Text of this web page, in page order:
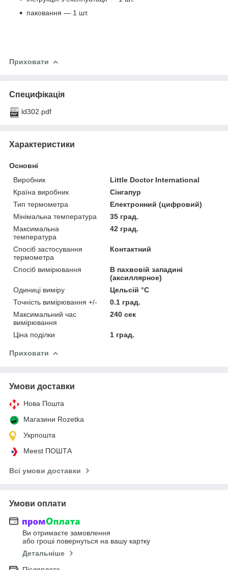
паковання — 1 шт.
Приховати
Специфікація
ld302.pdf
Характеристики
Основні
Виробник
Little Doctor International
Країна виробник
Сінгапур
Тип термометра
Електронний (цифровий)
Мінімальна температура
35 град.
Максимальна
температура
42 град.
Спосіб застосування
термометра
Контактний
Спосіб вимірювання
В пахвовій западині
(аксиллярное)
Одиниці виміру
Цельсій °C
Точність вимірювання +/-
0.1 град.
Максимальний час
вимірювання
240 сек
Ціна поділки 1 град.
Приховати
Умови доставки
Нова Пошта
Магазини Rozetka
Укрпошта
Meest ПОШТА
Всі умови доставки
Умови оплати
Ви отримаєте замовлення
або гроші повернуться на вашу картку
Детальніше